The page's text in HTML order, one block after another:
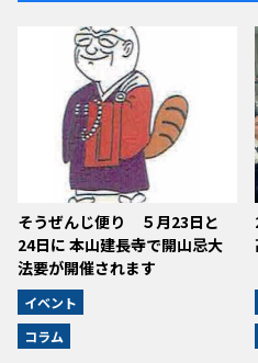
そうぜんじ便り ５月23日と
24日に 本山建長寺で開山忌大
法要が開催されます
イベント
コラム